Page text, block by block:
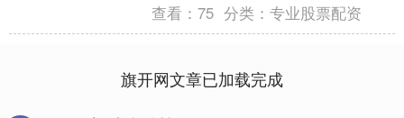
查看：75 分类：专业股票配资
旗开网文章已加载完成